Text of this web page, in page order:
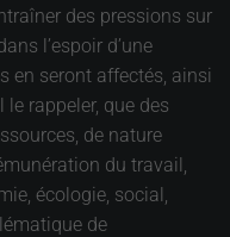
des pressions sur
l’espoir d’une
en seront affectés, ainsi
rappeler, que des
de nature
du travail,
écologie, social,
de